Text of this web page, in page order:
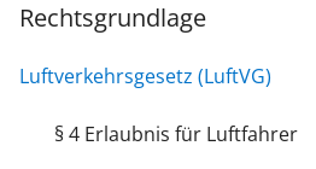
Rechtsgrundlage
Luftverkehrsgesetz (LuftVG)
§ 4 Erlaubnis für Luftfahrer